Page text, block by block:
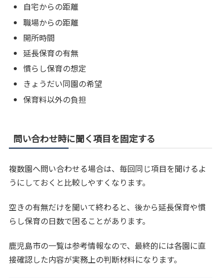
自宅からの距離
職場からの距離
開所時間
延長保育の有無
慣らし保育の想定
きょうだい同園の希望
保育料以外の負担
問い合わせ時に聞く項目を固定する
複数園へ問い合わせる場合は、毎回同じ項目を聞けるよ
うにしておくと比較しやすくなります。
空きの有無だけを聞いて終わると、後から延長保育や慣
らし保育の日数で困ることがあります。
鹿児島市の一覧は参考情報なので、最終的には各園に直
接確認した内容が実務上の判断材料になります。